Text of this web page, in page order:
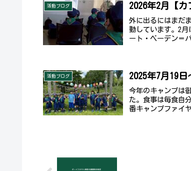
活動ブログ 2026年2月【
外に出るにはまだ
動しています。2月
ート・ベーデン＝
活動ブログ 2025年7月19
今年のキャンプは
た。食事は毎食自
番キャンプファイ